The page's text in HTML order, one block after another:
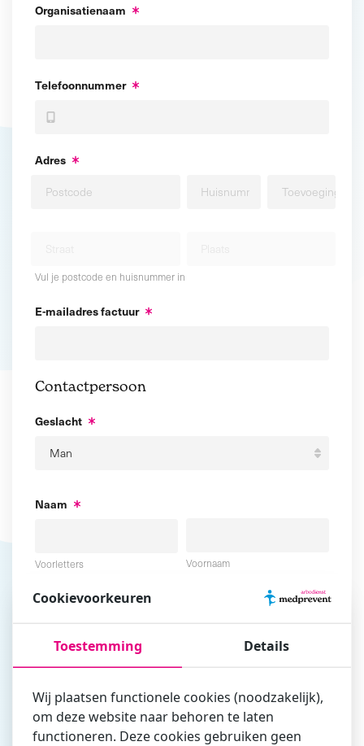
Organisatienaam
Telefoonnummer
Adres
Vul je postcode en huisnummer in
E-mailadres factuur
Contactpersoon
Geslacht
Naam
Voorletters Voornaam
Vul hier bij voorkeur het e-mailadres in waarmee je
Cookievoorkeuren
Toestemming Details
Wij plaatsen functionele cookies (noodzakelijk),
om deze website naar behoren te laten
functioneren. Deze cookies gebruiken geen